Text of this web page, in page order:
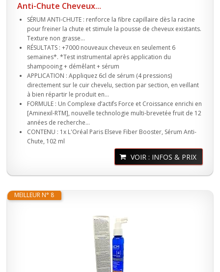
Anti-Chute Cheveux...
SÉRUM ANTI-CHUTE : renforce la fibre capillaire dès la racine
pour freiner la chute et stimule la pousse de cheveux existants.
Texture non grasse...
RÉSULTATS : +7000 nouveaux cheveux en seulement 6
semaines*. *Test instrumental après application du
shampooing + démêlant + sérum
APPLICATION : Appliquez 6cl de sérum (4 pressions)
directement sur le cuir chevelu, section par section, en veillant
à bien répartir le produit en...
FORMULE : Un Complexe d’actifs Force et Croissance enrichi en
[Aminexil-RTM], nouvelle technologie multi-brevetée fruit de 12
années de recherche...
CONTENU : 1x L'Oréal Paris Elseve Fiber Booster, Sérum Anti-
Chute, 102 ml
VOIR : INFOS & PRIX
MEILLEUR N° 8